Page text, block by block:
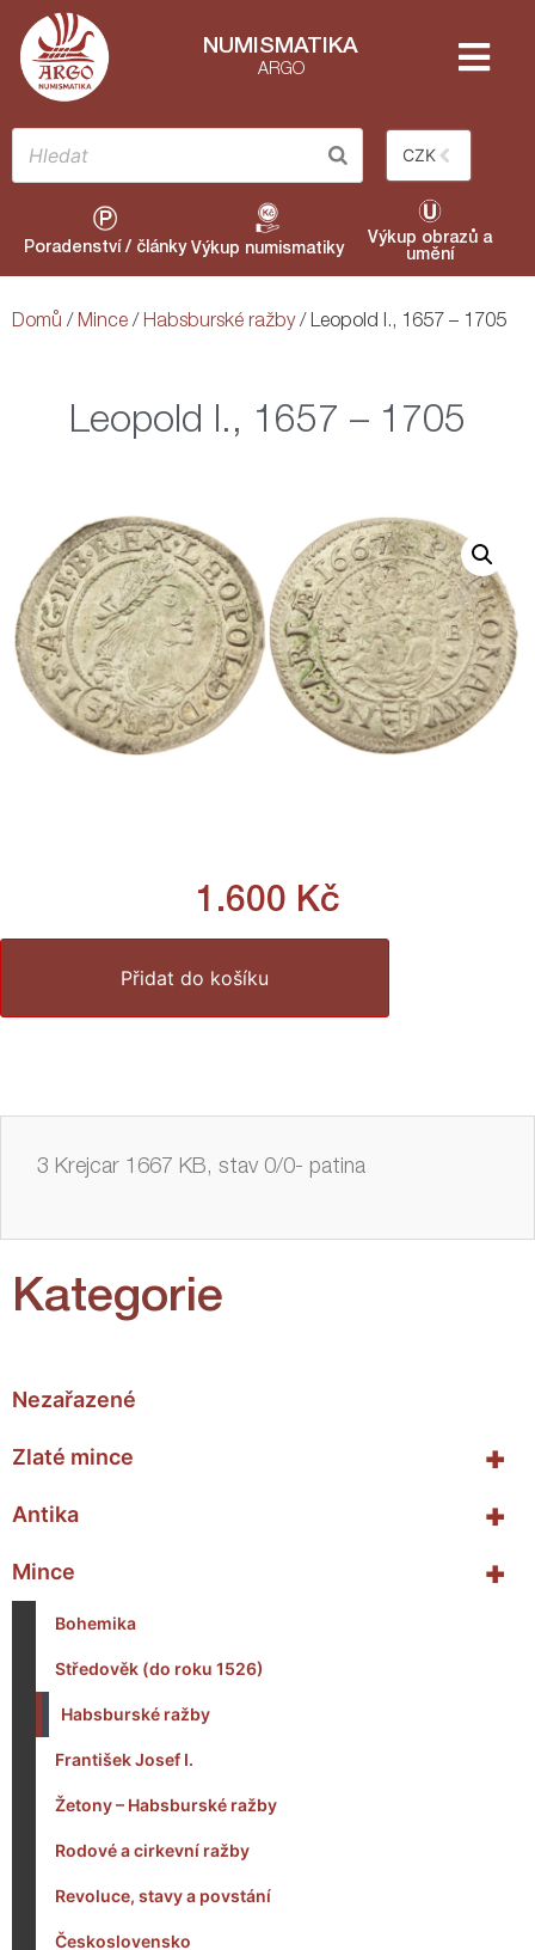
NUMISMATIKA
ARGO
CZK
Poradenství / články Výkup numismatiky
Výkup obrazů a
umění
Domů / Mince / Habsburské ražby/ Leopold I., 1657 – 1705
Kategorie
Nezařazené
+
Zlaté mince
+
Antika
+
Mince
Bohemika
Středověk (do roku 1526)
Habsburské ražby
František Josef I.
Žetony – Habsburské ražby
Rodové a cirkevní ražby
Revoluce, stavy a povstání
Československo
Leopold I., 1657 – 1705
1.600 Kč
Přidat do košíku
3 Krejcar 1667 KB, stav 0/0- patina